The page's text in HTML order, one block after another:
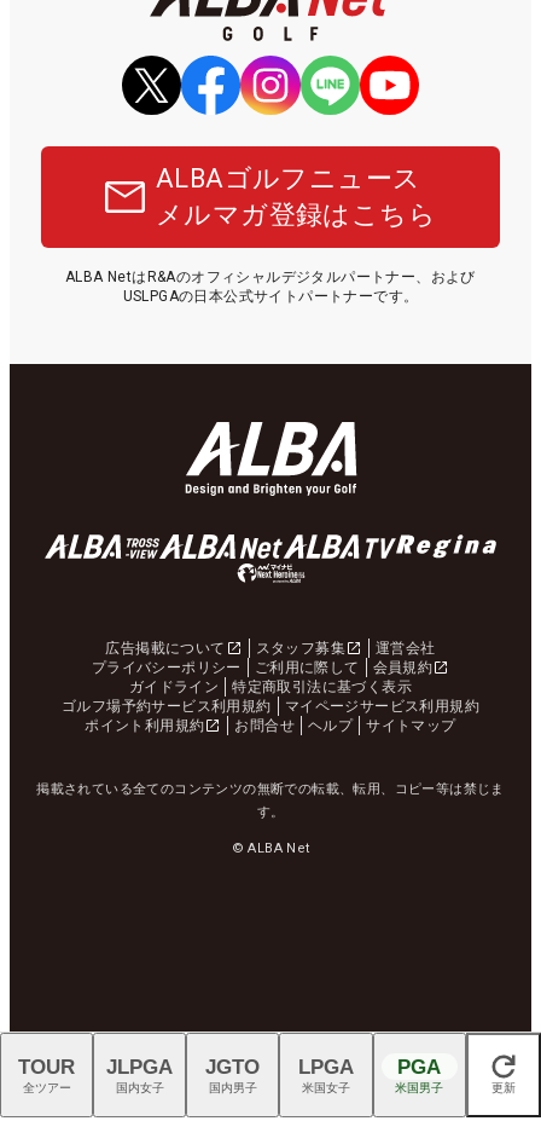
ALBAゴルフニュース
メルマガ登録はこちら
ALBA NetはR&Aのオフィシャルデジタルパートナー、および
USLPGAの日本公式サイトパートナーです。
広告掲載について スタッフ募集
運営会社
プライバシーポリシー
ご利用に際して
会員規約
ガイドライン
特定商取引法に基づく表示
ゴルフ場予約サービス利用規約
マイページサービス利用規約
ポイント利用規約
お問合せ ヘルプ サイトマップ
掲載されている全てのコンテンツの無断での転載、転用、コピー等は禁じま
す。
© ALBA Net
閉じる
TOUR
全ツアー
JLPGA
国内女子
JGTO
国内男子
LPGA
米国女子
PGA
米国男子 更新